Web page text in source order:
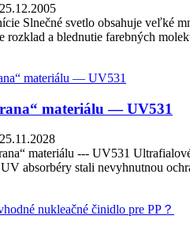
Slnečné svetlo obsahuje veľké
rozklad a blednutie farebných
materiálu — UV531
materiálu --- UV531
absorbéry stali nevyhnutnou